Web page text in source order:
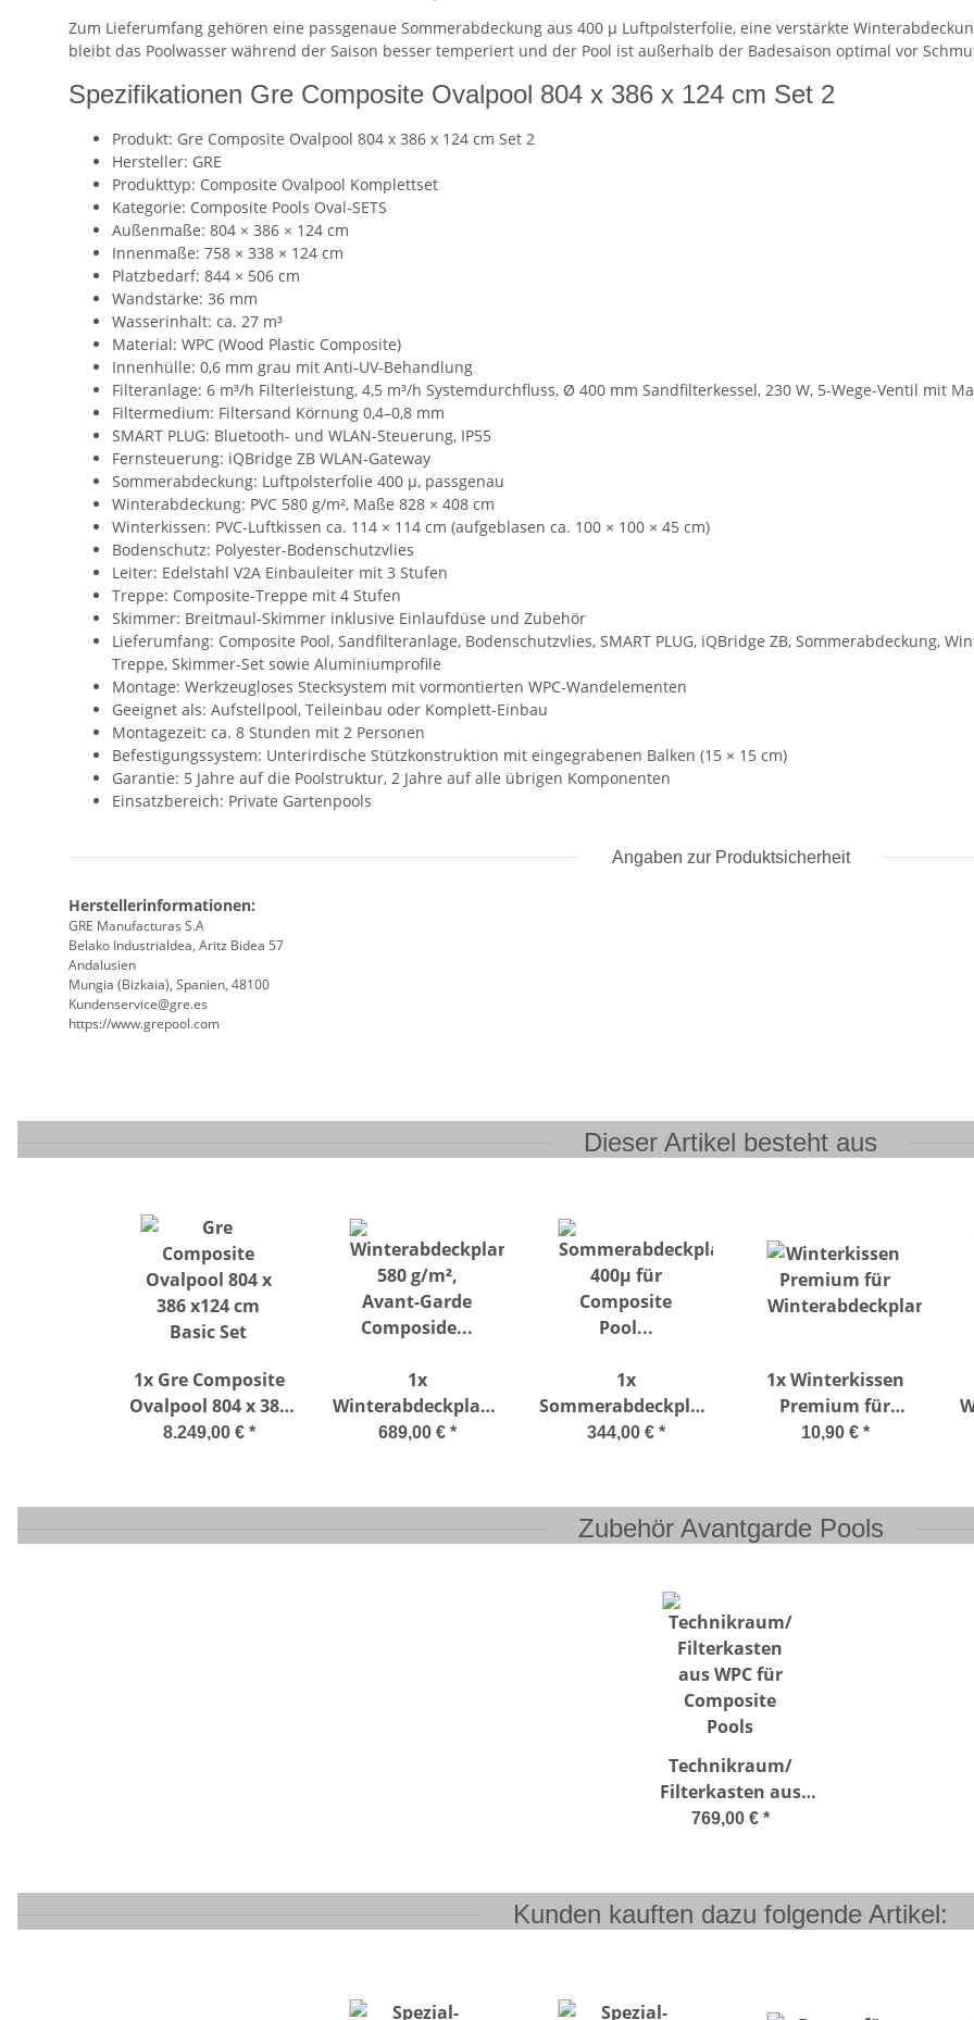
Zum Lieferumfang gehören eine passgenaue Sommerabdeckung aus 400 µ Luftpolsterfolie, eine verstärkte
bleibt das Poolwasser während der Saison besser temperiert und der Pool ist außerhalb der Badesaison optimal vor
Spezifikationen Gre Composite Ovalpool 804 x 386 x 124 cm Set 2
Produkt: Gre Composite Ovalpool 804 x 386 x 124 cm Set 2
Hersteller: GRE
Produkttyp: Composite Ovalpool Komplettset
Kategorie: Composite Pools Oval-SETS
Außenmaße: 804 × 386 × 124 cm
Innenmaße: 758 × 338 × 124 cm
Platzbedarf: 844 × 506 cm
Wandstärke: 36 mm
Wasserinhalt: ca. 27 m³
Material: WPC (Wood Plastic Composite)
Innenhülle: 0,6 mm grau mit Anti-UV-Behandlung
Filteranlage: 6 m³/h Filterleistung, 4,5 m³/h Systemdurchfluss, Ø 400 mm Sandfilterkessel, 230 W, 5-Wege-Ventil mit
Filtermedium: Filtersand Körnung 0,4–0,8 mm
SMART PLUG: Bluetooth- und WLAN-Steuerung, IP55
Fernsteuerung: iQBridge ZB WLAN-Gateway
Sommerabdeckung: Luftpolsterfolie 400 µ, passgenau
Winterabdeckung: PVC 580 g/m², Maße 828 × 408 cm
Winterkissen: PVC-Luftkissen ca. 114 × 114 cm (aufgeblasen ca. 100 × 100 × 45 cm)
Bodenschutz: Polyester-Bodenschutzvlies
Leiter: Edelstahl V2A Einbauleiter mit 3 Stufen
Treppe: Composite-Treppe mit 4 Stufen
Skimmer: Breitmaul-Skimmer inklusive Einlaufdüse und Zubehör
Lieferumfang: Composite Pool, Sandfilteranlage, Bodenschutzvlies, SMART PLUG, iQBridge ZB, Sommerabdeckung,
Treppe, Skimmer-Set sowie Aluminiumprofile
Montage: Werkzeugloses Stecksystem mit vormontierten WPC-Wandelementen
Geeignet als: Aufstellpool, Teileinbau oder Komplett-Einbau
Montagezeit: ca. 8 Stunden mit 2 Personen
Befestigungssystem: Unterirdische Stützkonstruktion mit eingegrabenen Balken (15 × 15 cm)
Garantie: 5 Jahre auf die Poolstruktur, 2 Jahre auf alle übrigen Komponenten
Einsatzbereich: Private Gartenpools
Angaben zur Produktsicherheit
Herstellerinformationen:
GRE Manufacturas S.A
Belako Industrialdea, Aritz Bidea 57
Andalusien
Mungia (Bizkaia), Spanien, 48100
Kundenservice@gre.es
https://www.grepool.com
Dieser Artikel besteht aus
1x Gre Composite
Ovalpool 804 x 386
x124 cm Basic Set
8.249,00 € *
1x
Winterabdeckplane
580 g/m², Avant-
689,00 € *
1x
Sommerabdeckplanen
400µ für Composite344,00 € *
1xWinterkissen
Premium für
Winterabdeckplane
10,90 € *
Zubehör Avantgarde Pools
Technikraum/
Filterkasten aus
WPC für Composite
769,00 € *
Kunden kauften dazu folgende Artikel: